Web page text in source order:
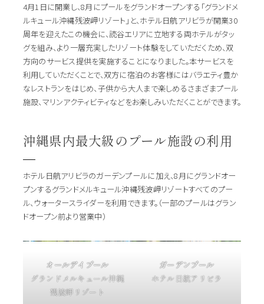
4月1日に開業し、8月にプールをグランドオープンする「グランドメ
ルキュール沖縄残波岬リゾート」と、ホテル日航アリビラが開業30
周年を迎えたこの機会に、読谷エリアに立地する両ホテルがタッ
グを組み、より一層充実したリゾート体験をしていただくため、双
方向のサービス提供を実施することになりました。本サービスを
利用していただくことで、双方に宿泊のお客様にはバラエティ豊か
なレストランをはじめ、子供から大人まで楽しめるさまざまプール
施設、マリンアクティビティなどをお楽しみいただくことができます。
沖縄県内最大級のプール施設の利用
ホテル日航アリビラのガーデンプールに加え、8月にグランドオー
プンするグランドメルキュール沖縄残波岬リゾートすべてのプー
ル、ウォータースライダーを利用できます。（一部のプールはグラン
ドオープン前より営業中）
オールデイプール
グランドメルキュール沖縄
残波岬リゾート
ガーデンプール
ホテル日航アリビラ